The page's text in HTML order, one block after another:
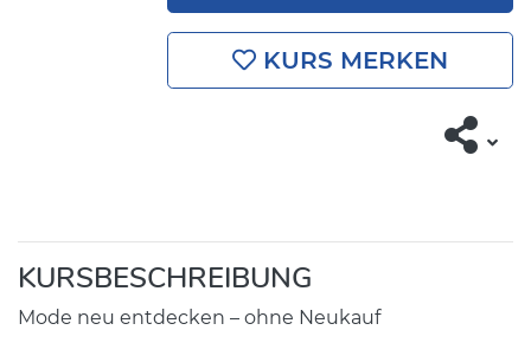
KURS MERKEN
KURSBESCHREIBUNG
Mode neu entdecken – ohne Neukauf